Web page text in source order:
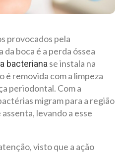
provocados pela
boca é a perda óssea
bacteriana se instala na
é removida com a limpeza
periodontal. Com a
migram para a região
levando a esse
visto que a ação